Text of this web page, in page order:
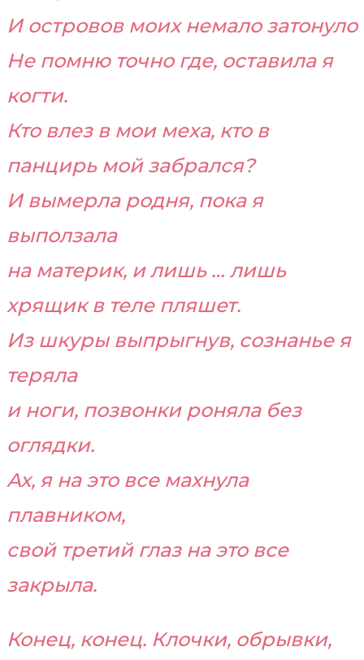
И островов моих немало затонуло
Не помню точно где, оставила я
когти.
Кто влез в мои меха, кто в
панцирь мой забрался?
И вымерла родня, пока я
выползала
на материк, и лишь … лишь
хрящик в теле пляшет.
Из шкуры выпрыгнув, сознанье я
теряла
и ноги, позвонки роняла без
оглядки.
Ах, я на это все махнула
плавником,
свой третий глаз на это все
закрыла.
Конец, конец. Клочки, обрывки,